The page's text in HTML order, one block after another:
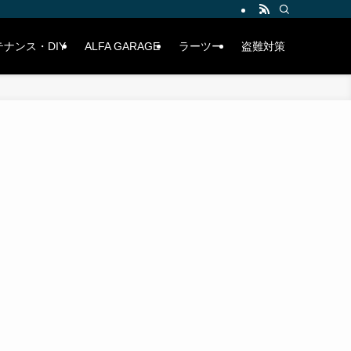
ナンス・DIY ALFA GARAGE ラーツー 盗難対策